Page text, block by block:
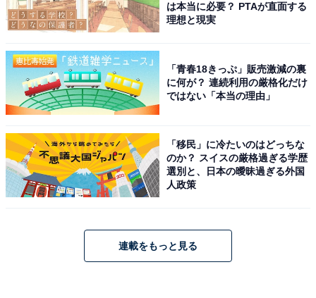
は本当に必要？ PTAが直面する
理想と現実
「青春18きっぷ」販売激減の裏
に何が？ 連続利用の厳格化だけ
ではない「本当の理由」
「移民」に冷たいのはどっちな
のか？ スイスの厳格過ぎる学歴
選別と、日本の曖昧過ぎる外国
人政策
連載をもっと見る